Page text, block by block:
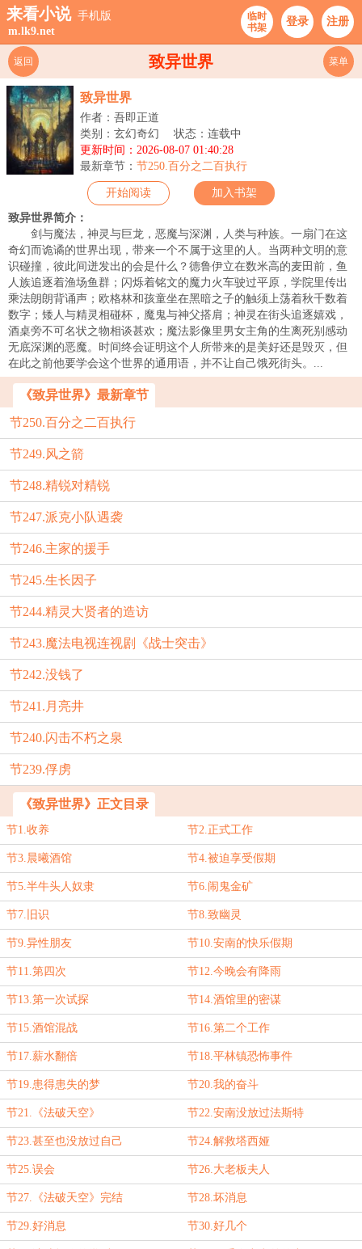
来看小说 手机版
m.lk9.net
临时
书架
登录 注册
致异世界
返回 菜单
致异世界
作者：吾即正道
类别：玄幻奇幻
状态：连载中
更新时间：2026-08-07 01:40:28
最新章节： 节250.百分之二百执行
开始阅读 加入书架
致异世界简介：
剑与魔法，神灵与巨龙，恶魔与深渊，人类与种族。一扇门在这
奇幻而诡谲的世界出现，带来一个不属于这里的人。当两种文明的意
识碰撞，彼此间迸发出的会是什么？德鲁伊立在数米高的麦田前，鱼
人族追逐着渔场鱼群；闪烁着铭文的魔力火车驶过平原，学院里传出
乘法朗朗背诵声；欧格林和孩童坐在黑暗之子的触须上荡着秋千数着
数字；矮人与精灵相碰杯，魔鬼与神父搭肩；神灵在街头追逐嬉戏，
酒桌旁不可名状之物相谈甚欢；魔法影像里男女主角的生离死别感动
无底深渊的恶魔。时间终会证明这个人所带来的是美好还是毁灭，但
在此之前他要学会这个世界的通用语，并不让自己饿死街头。...
《致异世界》最新章节
节250.百分之二百执行
节249.风之箭
节248.精锐对精锐
节247.派克小队遇袭
节246.主家的援手
节245.生长因子
节244.精灵大贤者的造访
节243.魔法电视连视剧《战士突击》
节242.没钱了
节241.月亮井
节240.闪击不朽之泉
节239.俘虏
《致异世界》正文目录
节1.收养 节2.正式工作
节3.晨曦酒馆 节4.被迫享受假期
节5.半牛头人奴隶 节6.闹鬼金矿
节7.旧识 节8.致幽灵
节9.异性朋友 节10.安南的快乐假期
节11.第四次 节12.今晚会有降雨
节13.第一次试探 节14.酒馆里的密谋
节15.酒馆混战 节16.第二个工作
节17.薪水翻倍 节18.平林镇恐怖事件
节19.患得患失的梦 节20.我的奋斗
节21.《法破天空》 节22.安南没放过法斯特
节23.甚至也没放过自己 节24.解救塔西娅
节25.误会 节26.大老板夫人
节27.《法破天空》完结 节28.坏消息
节29.好消息 节30.好几个